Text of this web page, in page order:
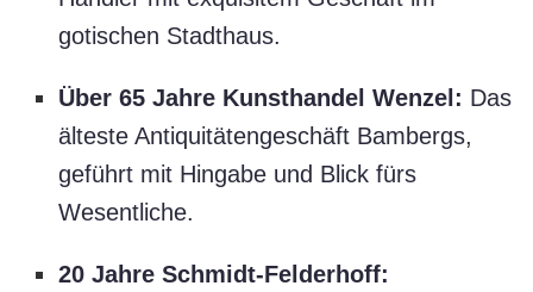
gotischen Stadthaus.
Über 65 Jahre Kunsthandel Wenzel: Das
älteste Antiquitätengeschäft Bambergs,
geführt mit Hingabe und Blick fürs
Wesentliche.
20 Jahre Schmidt-Felderhoff: